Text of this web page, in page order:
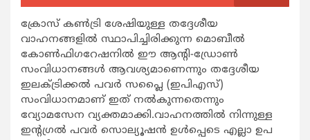
ക്രോസ് കണ്‍ട്രി ശേഷിയുള്ള തദ്ദേശീയ
വാഹനങ്ങളില്‍ സ്ഥാപിച്ചിരിക്കുന്ന മൊബീല്‍
കോണ്‍ഫിഗറേഷനില്‍ ഈ ആന്‍റി-ഡ്രോണ്‍
സംവിധാനങ്ങള്‍ ആവശ്യമാണെന്നും തദ്ദേശീയ
ഇലക്ട്രിക്കല്‍ പവര്‍ സപ്ലൈ (ഇപിഎസ്)
സംവിധാനമാണ് ഇത് നല്‍കുന്നതെന്നും
വ്യോമസേന വ്യക്തമാക്കി.വാഹനത്തില്‍ നിന്നുള്ള
ഇന്‍റഗ്രല്‍ പവര്‍ സൊല്യൂഷന്‍ ഉള്‍പ്പെടെ എല്ലാ ഉപ